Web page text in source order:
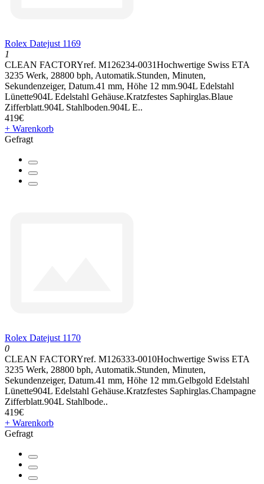
Rolex Datejust 1169
1
CLEAN FACTORYref. M126234-0031Hochwertige Swiss ETA
3235 Werk, 28800 bph, Automatik.Stunden, Minuten,
Sekundenzeiger, Datum.41 mm, Höhe 12 mm.904L Edelstahl
Lünette904L Edelstahl Gehäuse.Kratzfestes Saphirglas.Blaue
Zifferblatt.904L Stahlboden.904L E..
419€
+ Warenkorb
Gefragt
Rolex Datejust 1170
0
CLEAN FACTORYref. M126333-0010Hochwertige Swiss ETA
3235 Werk, 28800 bph, Automatik.Stunden, Minuten,
Sekundenzeiger, Datum.41 mm, Höhe 12 mm.Gelbgold Edelstahl
Lünette904L Edelstahl Gehäuse.Kratzfestes Saphirglas.Champagne
Zifferblatt.904L Stahlbode..
419€
+ Warenkorb
Gefragt